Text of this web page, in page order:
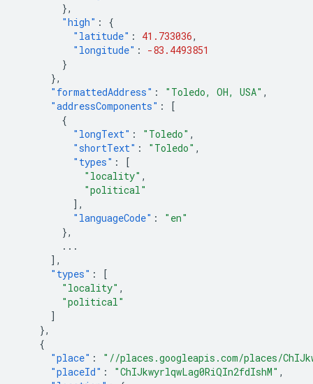
},
"high" :
{
"latitude" : 41.733036,
"longitude" :
-83.4493851
}
},
"formattedAddress" : "Toledo, OH, USA" ,
"addressComponents" :
[
{
"longText" : "Toledo" ,
"shortText" : "Toledo" ,
"types" :
[
"locality" ,
"political"
],
"languageCode" :
"en"
},
...
],
"types" :
[
"locality" ,
"political"
]
},
{
"place" :
"//places.googleapis.com/places/
"placeId" : "ChIJkwyrlqwLag0RiQIn2fdIshM" ,